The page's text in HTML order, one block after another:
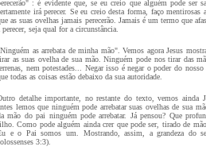
: é evidente que, se eu creio que alguém pode ser
irá perecer. Se eu creio desta forma, faço mentirosas
as suas ovelhas jamais perecerão. Jamais é um termo que
perecer, seja qual for a circunstância.
as arrebata de minha mão". Vemos agora Jesus
as suas ovelha de sua mão. Ninguém pode nos tirar das
nem potestades... Negar isso é negar o poder do
todas as coisas estão debaixo da sua autoridade.
detalhe importante, no restante do texto, vemos ainda
lemos que ninguém pode arrebatar suas ovelhas de sua
mão do pai ninguém pode arrebatar. Já pensou? Que
Como pode alguém ainda crer que pode ser, tirado de
e o Pai somos um. Mostrando, assim, a grandeza do
3:3).